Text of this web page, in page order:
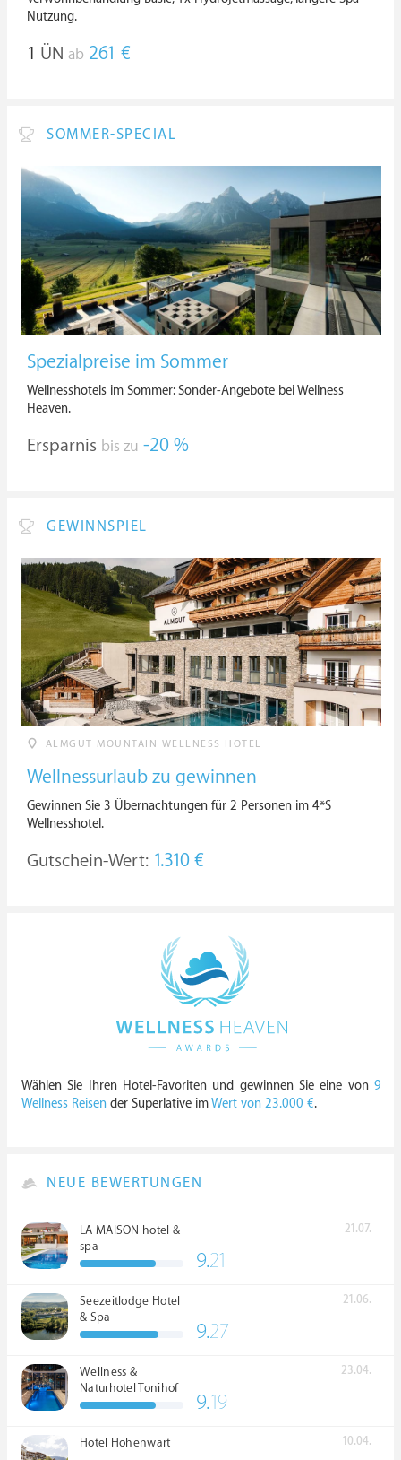
Nutzung.
1 ÜN ab 261 €
SOMMER-SPECIAL
Spezialpreise im Sommer
Wellnesshotels im Sommer: Sonder-Angebote bei Wellness
Heaven.
Ersparnis bis zu -20 %
GEWINNSPIEL
ALMGUT MOUNTAIN WELLNESS HOTEL
Wellnessurlaub zu gewinnen
Gewinnen Sie 3 Übernachtungen für 2 Personen im 4*S
Wellnesshotel.
Gutschein-Wert: 1.310 €
Wählen Sie Ihren Hotel-Favoriten und gewinnen Sie eine von 9
Wellness Reisen der Superlative imWert von 23.000 €.
NEUE BEWERTUNGEN
LA MAISON hotel &
spa
21.07.
9.21
Seezeitlodge Hotel
& Spa
21.06.
9.27
Wellness &
Naturhotel Tonihof
****S
23.04.
9.19
Hotel Hohenwart 10.04.